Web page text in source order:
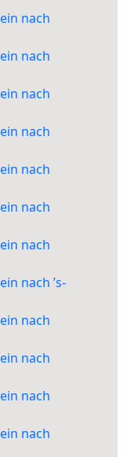
nach
nach
nach
nach
nach
nach
nach
nach ’s-
nach
nach
nach
nach